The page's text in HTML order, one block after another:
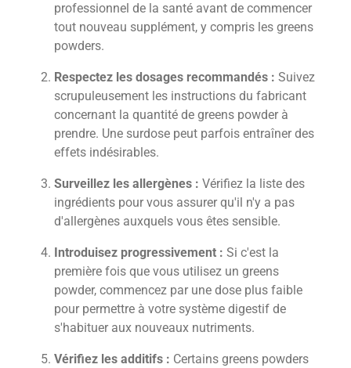
professionnel de la santé avant de commencer
tout nouveau supplément, y compris les greens
powders.
Respectez les dosages recommandés : Suivez
scrupuleusement les instructions du fabricant
concernant la quantité de greens powder à
prendre. Une surdose peut parfois entraîner des
effets indésirables.
Surveillez les allergènes : Vérifiez la liste des
ingrédients pour vous assurer qu'il n'y a pas
d'allergènes auxquels vous êtes sensible.
Introduisez progressivement : Si c'est la
première fois que vous utilisez un greens
powder, commencez par une dose plus faible
pour permettre à votre système digestif de
s'habituer aux nouveaux nutriments.
Vérifiez les additifs : Certains greens powders